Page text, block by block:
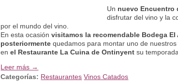
Un nuevo Encuentro
disfrutar del vino y la
por el mundo del vino.
En esta ocasiónvisitamos la recomendable Bodega
posteriormente quedamos para montar uno de
enel Restaurante La Cuina de Ontinyent su
Leer más →
Categorías: Restaurantes Vinos Catados